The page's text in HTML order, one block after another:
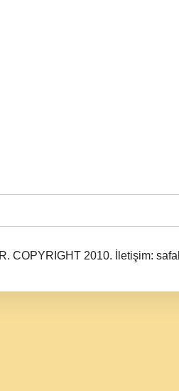
COPYRIGHT 2010. İletişim: